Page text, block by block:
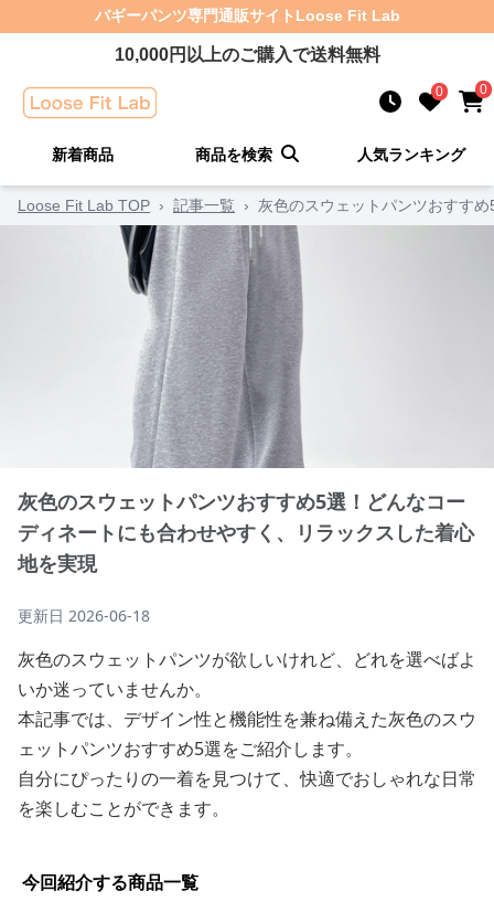
バギーパンツ専門通販サイト Loose Fit Lab
10,000円以上のご購入で送料無料
0 0
新着商品 商品を検索 人気ランキング
Loose Fit Lab TOP › 記事一覧 › 灰色のスウェットパンツおすす
灰色のスウェットパンツおすすめ5選！どんなコー
ディネートにも合わせやすく、リラックスした着心
地を実現
更新日 2026-06-18
灰色のスウェットパンツが欲しいけれど、どれを選べばよ
いか迷っていませんか。
本記事では、デザイン性と機能性を兼ね備えた灰色のスウ
ェットパンツおすすめ5選をご紹介します。
自分にぴったりの一着を見つけて、快適でおしゃれな日常
を楽しむことができます。
今回紹介する商品一覧